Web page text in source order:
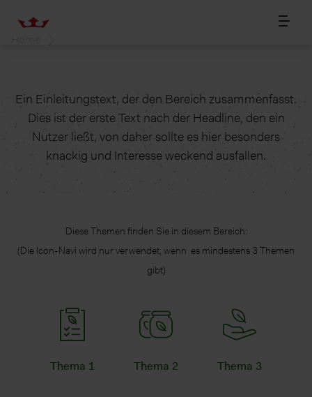
Ein Einleitungstext, der den Bereich zusammenfasst.
Dies ist der erste Text nach der Headline, den ein
Nutzer ließt, von daher sollte es hier besonders
knackig und Interesse weckend ausfallen.
Diese Themen finden Sie in diesem Bereich:
(Die Icon-Navi wird nur verwendet, wenn es mindestens 3 Themen
gibt)
Thema 1 Thema 2 Thema 3